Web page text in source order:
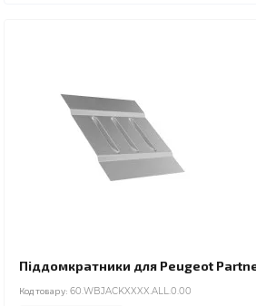
Піддомкратники для Peugeot
Код товару: 60.WBJACKXXXX.ALL.0.00